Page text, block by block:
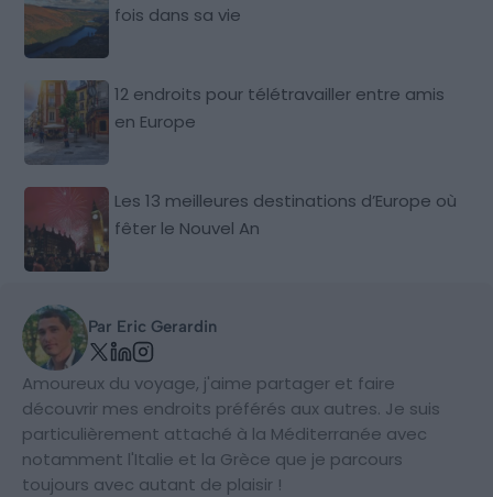
fois dans sa vie
12 endroits pour télétravailler entre amis
en Europe
Les 13 meilleures destinations d’Europe où
fêter le Nouvel An
Par Eric Gerardin
Amoureux du voyage, j'aime partager et faire
découvrir mes endroits préférés aux autres. Je suis
particulièrement attaché à la Méditerranée avec
notamment l'Italie et la Grèce que je parcours
toujours avec autant de plaisir !